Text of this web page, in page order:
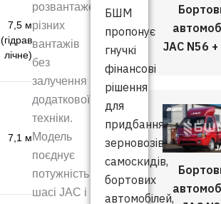
7,5 м
(гідрав
лічне)
7,1 м
розвантаження
різних
вантажів
без
залучення
додаткової
техніки.
Модель
поєднує
потужність
шасі JAC і
БШМ
пропонує
гнучкі
фінансові
рішення
для
придбання
зерновозів,
самоскидів,
бортових
автомобілей,
JAC N56